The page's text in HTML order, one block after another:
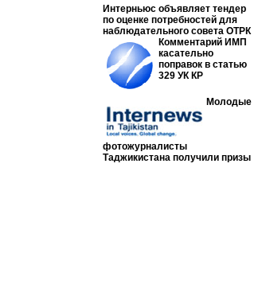
Интерньюс объявляет тендер
по оценке потребностей для
наблюдательного совета ОТРК
Комментарий ИМП
касательно
поправок в статью
329 УК КР
Молодые
фотожурналисты
Таджикистана получили призы